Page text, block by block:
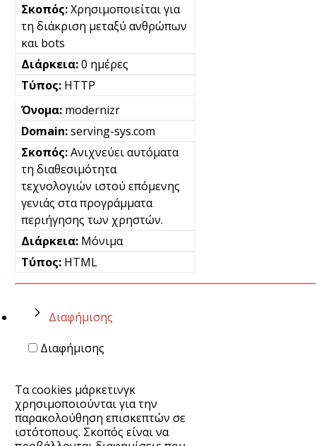
Χρησιμοποιείται για
τη διάκριση μεταξύ ανθρώπων
και bots
0 ημέρες
HTTP
modernizr
serving-sys.com
Ανιχνεύει αυτόματα
τη διαθεσιμότητα
τεχνολογιών ιστού επόμενης
γενιάς στα προγράμματα
περιήγησης των χρηστών.
Μόνιμα
HTML
Διαφήμισης
Διαφήμισης
Τα cookies μάρκετινγκ
χρησιμοποιούνται για την
παρακολούθηση επισκεπτών σε
ιστότοπους. Σκοπός είναι να